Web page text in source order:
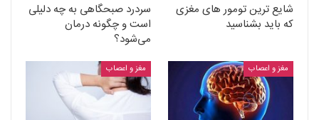
شایع ترین تومور های مغزی
که باید بشناسید
سردرد صبحگاهی به چه دلیلی
است و چگونه درمان
می‌شود؟
مغز و اعصاب مغز و اعصاب